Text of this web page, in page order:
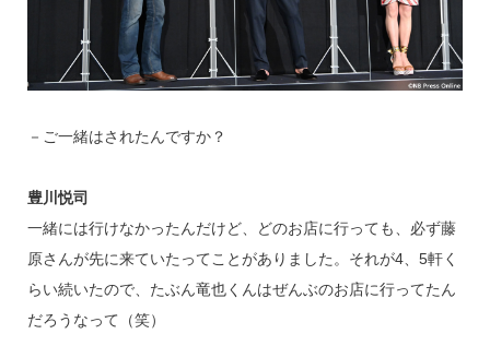
－ご一緒はされたんですか？
豊川悦司
一緒には行けなかったんだけど、どのお店に行っても、必ず藤
原さんが先に来ていたってことがありました。それが4、5軒く
らい続いたので、たぶん竜也くんはぜんぶのお店に行ってたん
だろうなって（笑）